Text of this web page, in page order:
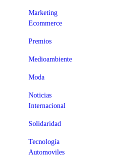
Marketing
Ecommerce
Premios
Medioambiente
Moda
Noticias
Internacional
Solidaridad
Tecnología
Automoviles